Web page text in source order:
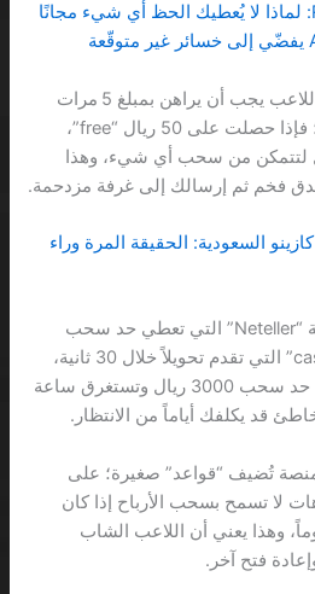
أحياناً، تتضمن الشروط أن اللاعب يجب أن يراهن بمبلغ 5 مرات
قيمة المكافأة قبل السحب؛ فإذا حصلت على 50 ريال “free”،
مراهنة 250 ريال لتتمكن من سحب أي شيء، وهذا
كازينو السعودية: الحقيقة المرة وراء
المقارنة الأخيرة بين محفظة “Neteller” التي تعطي حد سحب
12000 ريال وخدمة “cashout” التي تقدم تحويلاً خلال 30 ثانية،
وبين “EcoPayz” التي تمنح حد سحب 3000 ريال وتستغرق ساعة
قد يكلفك أياماً من الانتظار.
تُضيف “قواعد” صغيرة؛ على
لا تسمح بسحب الأرباح إذا كان
الحساب أقل من 30 يوماً، وهذا يعني أن اللاعب الشاب
فتح آخر.